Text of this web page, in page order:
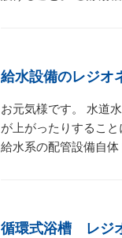
給水設備のレジオ
お元気様です。 水道
が上がったりするこ
給水系の配管設備自
循環式浴槽 レジ